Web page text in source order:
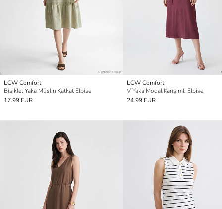
LCW Comfort
Bisiklet Yaka Müslin Katkat Elbise
17.99 EUR
LCW Comfort
V Yaka Modal Karışımlı Elbise
24.99 EUR